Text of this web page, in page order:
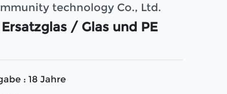
technology Co., Ltd.
/ Glas und PE
: 18 Jahre